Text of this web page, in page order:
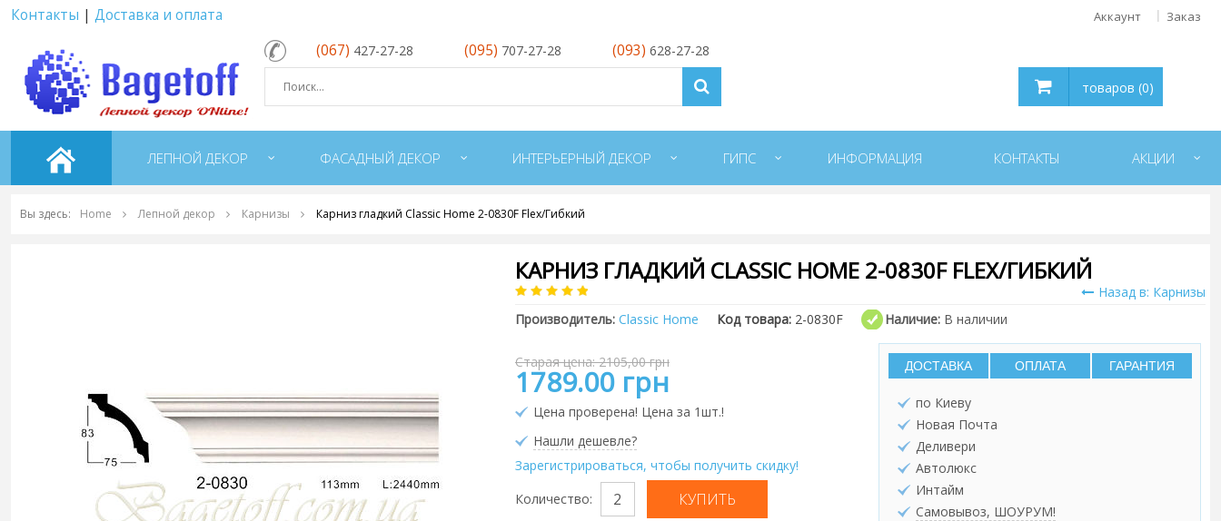
Контакты | Доставка и оплата Аккаунт Заказ
(067) 427-27-28 (095) 707-27-28 (093) 628-27-28
товаров (0)
ЛЕПНОЙ ДЕКОР ФАСАДНЫЙ ДЕКОР ИНТЕРЬЕРНЫЙ ДЕКОР ГИПС ИНФОРМАЦИЯ КОНТАКТЫ АКЦИИ
Вы здесь: Home Лепной декор Карнизы Карниз гладкий Classic Home 2-0830F Flex/Гибкий
КАРНИЗ ГЛАДКИЙ CLASSIC HOME 2-0830F FLEX/ГИБКИЙ
Назад в: Карнизы
Производитель: Classic Home Код товара: 2-0830F Наличие: В наличии
Старая цена: 2105,00 грн
1789.00 грн
Цена проверена! Цена за 1шт.!
Нашли дешевле?
Зарегистрироваться, чтобы получить скидку!
Количество:
ДОСТАВКА ОПЛАТА ГАРАНТИЯ
по Киеву
Новая Почта
Деливери
Автолюкс
Интайм
Самовывоз, ШОУРУМ!